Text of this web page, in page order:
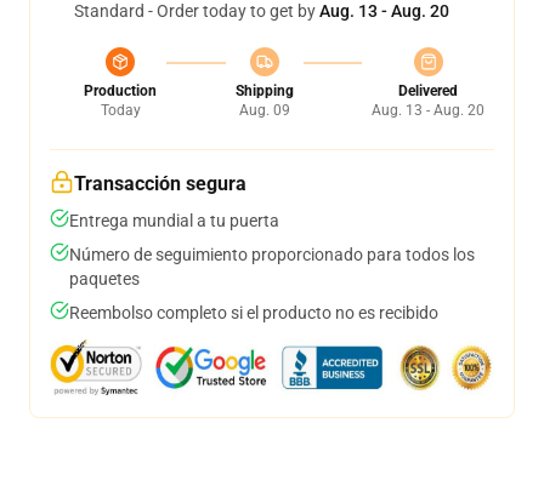
Standard - Order today to get byAug. 13 - Aug. 20
Production
Today
Shipping
Aug. 09
Delivered
Aug. 13 - Aug. 20
Transacción segura
Entrega mundial a tu puerta
Número de seguimiento proporcionado para todos los
paquetes
Reembolso completo si el producto no es recibido